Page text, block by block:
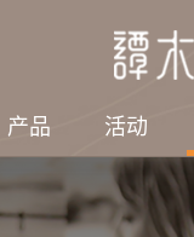
产品 活动